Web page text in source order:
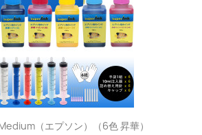
（エプソン）（6色 昇華）